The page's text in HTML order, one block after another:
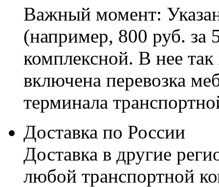
Важный момент:
(например, 800 руб. за
комплексной. В нее
включена перевозка
терминала
Доставка по России
Доставка в другие
любой транспортной